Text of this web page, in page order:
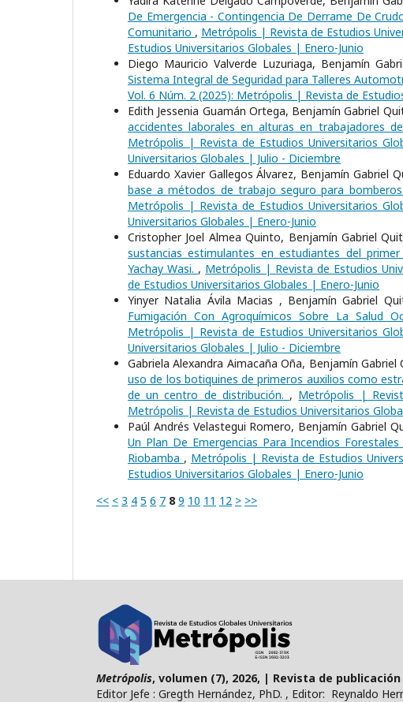
De Emergencia - Contingencia De Derrame De
Comunitario , Metrópolis | Revista de Estudios
Estudios Universitarios Globales | Enero-Junio
Diego Mauricio Valverde Luzuriaga, Benjamín
Sistema Integral de Seguridad para Talleres
Vol. 6 Núm. 2 (2025): Metrópolis | Revista de
Edith Jessenia Guamán Ortega, Benjamín Gabriel
accidentes laborales en alturas en trabajadores
Metrópolis | Revista de Estudios Universitarios
Universitarios Globales | Julio - Diciembre
Eduardo Xavier Gallegos Álvarez, Benjamín Gabriel
base a métodos de trabajo seguro para
Metrópolis | Revista de Estudios Universitarios
Universitarios Globales | Enero-Junio
Cristopher Joel Almea Quinto, Benjamín Gabriel
sustancias estimulantes en estudiantes del
Yachay Wasi. , Metrópolis | Revista de Estudios
de Estudios Universitarios Globales | Enero-Junio
Yinyer Natalia Ávila Macias , Benjamín Gabriel
Fumigación Con Agroquímicos Sobre La Salud
Metrópolis | Revista de Estudios Universitarios
Universitarios Globales | Julio - Diciembre
Gabriela Alexandra Aimacaña Oña, Benjamín
uso de los botiquines de primeros auxilios como
de un centro de distribución. , Metrópolis |
Metrópolis | Revista de Estudios Universitarios
Paúl Andrés Velastegui Romero, Benjamín Gabriel
Un Plan De Emergencias Para Incendios
Riobamba , Metrópolis | Revista de Estudios
Estudios Universitarios Globales | Enero-Junio
<< < 3 4 5 6 7 8 9 10 11 12 > >>
Metrópolis, volumen (7), 2026, | Revista de
Editor Jefe : Gregth Hernández, PhD. , Editor: Reynaldo